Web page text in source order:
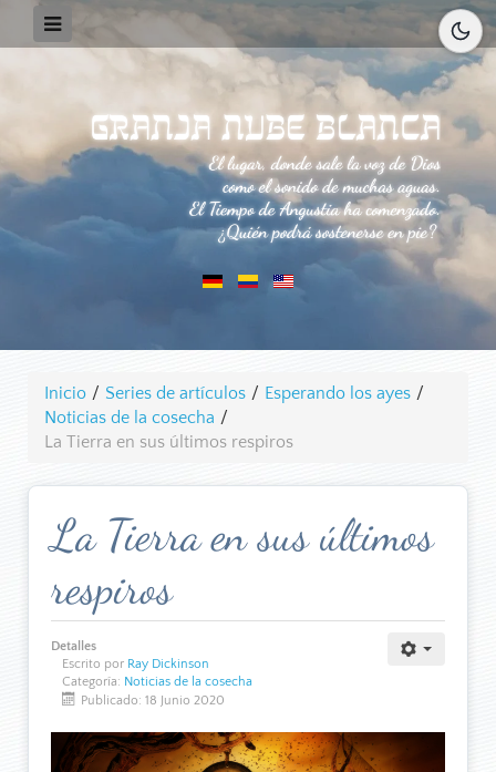
Inicio / Series de artículos / Esperando los ayes /
Noticias de la cosecha /
La Tierra en sus últimos respiros
La Tierra en sus últimos
respiros
Detalles
Escrito por Ray Dickinson
Categoría: Noticias de la cosecha
Publicado: 18 Junio 2020